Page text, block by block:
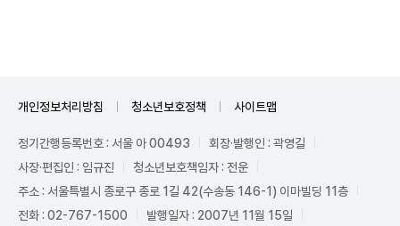
개인정보처리방침 청소년보호정책 사이트맵
정기간행등록번호 : 서울 아 00493
회장·발행인 : 곽영길
사장·편집인 : 임규진
청소년보호책임자 : 전운
주소 : 서울특별시 종로구 종로 1길 42(수송동 146-1) 이마빌딩 11층
전화 : 02-767-1500
발행일자 : 2007년 11월 15일